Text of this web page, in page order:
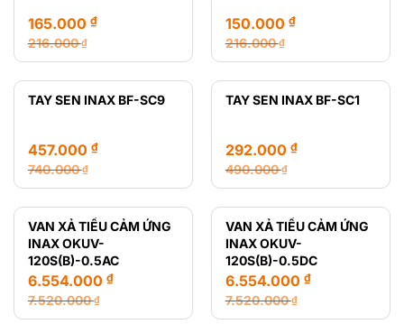
216.000₫
Giá
gốc
là:
165.000 ₫
Giá
hiện
tại
216.000₫
Giá
gốc
là:
150.000 ₫
Giá
hiện
tại
TAY SEN INAX BF-SC9
740.000₫
Giá
gốc
là:
740.000 ₫.
457.000 ₫
Giá
hiện
tại
là:
457.000 ₫.
TAY SEN INAX BF-SC1
490.000₫
Giá
gốc
là:
490.000 ₫.
292.000 ₫
Giá
hiện
tại
là:
292.000 ₫.
VAN XẢ TIỂU CẢM ỨNG
INAX OKUV-
120S(B)-0.5AC
7.520.000₫
Giá
6.554.000 ₫
Giá
VAN XẢ TIỂU CẢM ỨNG
INAX OKUV-
120S(B)-0.5DC
7.520.000₫
Giá
6.554.000 ₫
Giá